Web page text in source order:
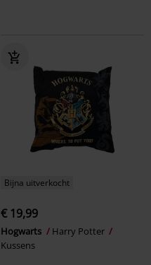
Bijna uitverkocht
€ 19,99
Hogwarts
Harry Potter
Kussens